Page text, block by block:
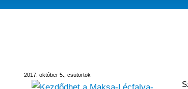
2017. október 5., csütörtök